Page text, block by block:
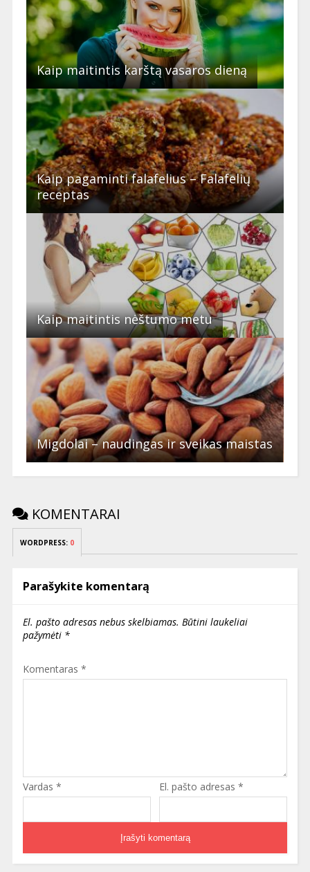
Kaip maitintis karštą vasaros dieną
Kaip pagaminti falafelius – Falafelių
receptas
Kaip maitintis nėštumo metu
Migdolai – naudingas ir sveikas maistas
KOMENTARAI
WORDPRESS: 0
Parašykite komentarą
El. pašto adresas nebus skelbiamas. Būtini laukeliai
pažymėti *
Komentaras *
Vardas * El. pašto adresas *